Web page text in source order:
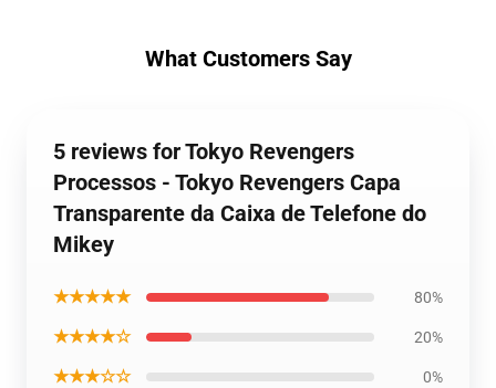
What Customers Say
5 reviews for Tokyo Revengers
Processos - Tokyo Revengers Capa
Transparente da Caixa de Telefone do
Mikey
★★★★★ 80%
★★★★☆ 20%
★★★☆☆ 0%